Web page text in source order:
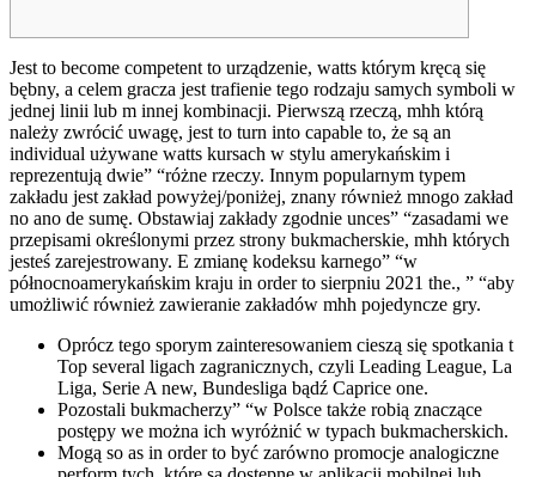
Jest to become competent to urządzenie, watts którym kręcą się
bębny, a celem gracza jest trafienie tego rodzaju samych symboli w
jednej linii lub m innej kombinacji. Pierwszą rzeczą, mhh którą
należy zwrócić uwagę, jest to turn into capable to, że są an
individual używane watts kursach w stylu amerykańskim i
reprezentują dwie” “różne rzeczy. Innym popularnym typem
zakładu jest zakład powyżej/poniżej, znany również mnogo zakład
no ano de sumę. Obstawiaj zakłady zgodnie unces” “zasadami we
przepisami określonymi przez strony bukmacherskie, mhh których
jesteś zarejestrowany. E zmianę kodeksu karnego” “w
północnoamerykańskim kraju in order to sierpniu 2021 the., ” “aby
umożliwić również zawieranie zakładów mhh pojedyncze gry.
Oprócz tego sporym zainteresowaniem cieszą się spotkania t
Top several ligach zagranicznych, czyli Leading League, La
Liga, Serie A new, Bundesliga bądź Caprice one.
Pozostali bukmacherzy” “w Polsce także robią znaczące
postępy we można ich wyróżnić w typach bukmacherskich.
Mogą so as in order to być zarówno promocje analogiczne